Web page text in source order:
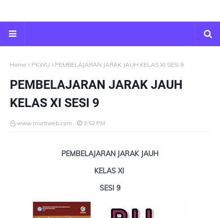
Home PKWU PEMBELAJARAN JARAK JAUH KELAS XI SESI 9
PEMBELAJARAN JARAK JAUH
KELAS XI SESI 9
www.murtiweb.com 3:52 PM
PEMBELAJARAN JARAK JAUH
KELAS XI
SESI 9